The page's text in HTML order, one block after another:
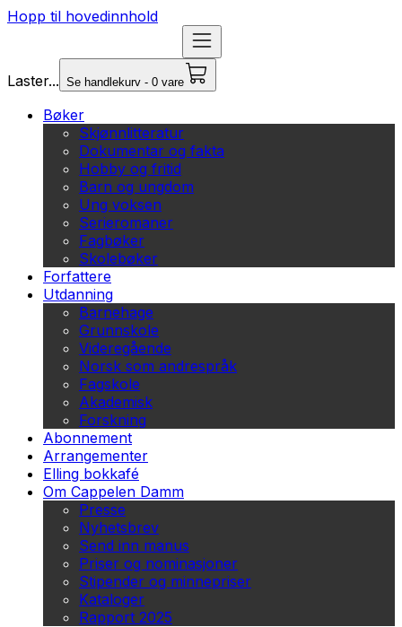
Hopp til hovedinnhold
Laster... Se handlekurv - 0 vare
Bøker
Skjønnlitteratur
Dokumentar og fakta
Hobby og fritid
Barn og ungdom
Ung voksen
Serieromaner
Fagbøker
Skolebøker
Forfattere
Utdanning
Barnehage
Grunnskole
Videregående
Norsk som andrespråk
Fagskole
Akademisk
Forskning
Abonnement
Arrangementer
Elling bokkafé
Om Cappelen Damm
Presse
Nyhetsbrev
Send inn manus
Priser og nominasjoner
Stipender og minnepriser
Kataloger
Rapport 2025